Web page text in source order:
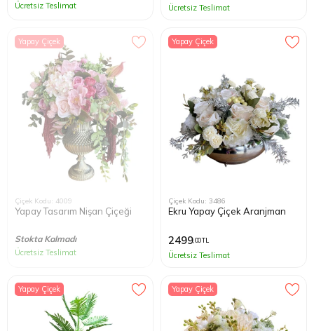
Ücretsiz Teslimat Ücretsiz Teslimat
Yapay Çiçek
Çiçek Kodu: 4009
Yapay Tasarım Nişan Çiçeği
Stokta Kalmadı
Ücretsiz Teslimat
Yapay Çiçek
Çiçek Kodu: 3486
Ekru Yapay Çiçek Aranjman
2499,00 TL
Ücretsiz Teslimat
Yapay Çiçek Yapay Çiçek